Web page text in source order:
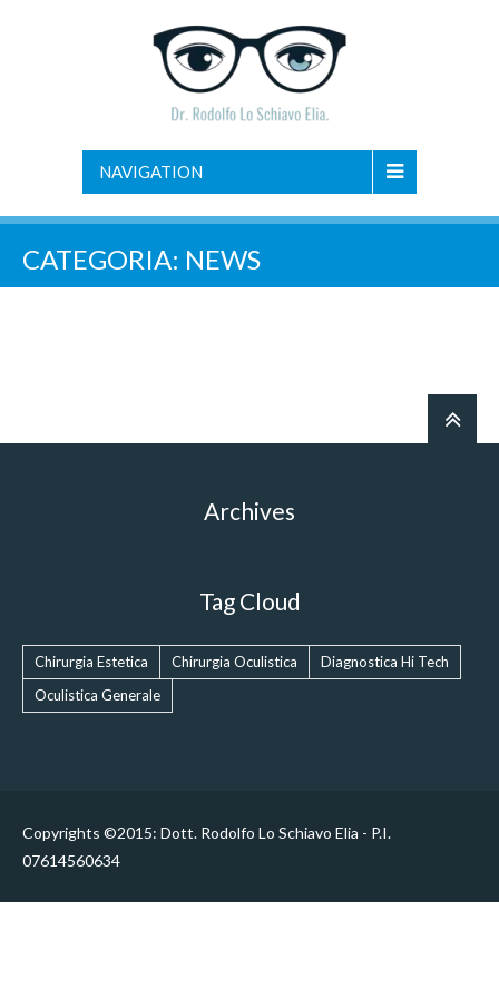
NAVIGATION
CATEGORIA: NEWS
Archives
Tag Cloud
Chirurgia Estetica Chirurgia Oculistica
Diagnostica Hi Tech
Oculistica Generale
Copyrights ©2015: Dott. Rodolfo Lo Schiavo Elia - P.I.
07614560634